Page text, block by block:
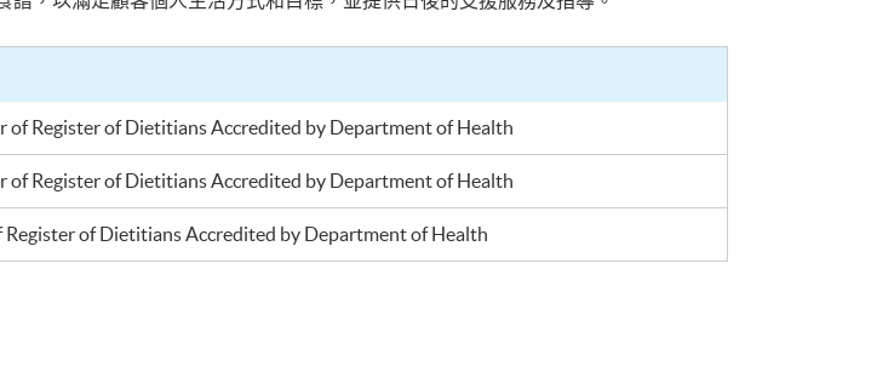
of Register of Dietitians Accredited by Department of Health
of Register of Dietitians Accredited by Department of Health
Register of Dietitians Accredited by Department of Health